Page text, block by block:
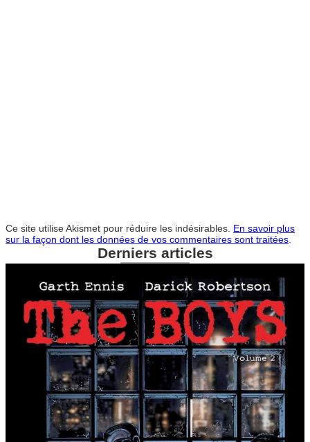
Ce site utilise Akismet pour réduire les indésirables. En savoir plus
sur la façon dont les données de vos commentaires sont traitées
Derniers articles